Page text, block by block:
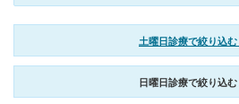
土曜日診療で絞り込む
日曜日診療で絞り込